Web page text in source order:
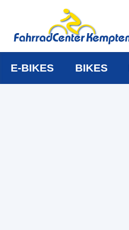
E-BIKES BIKES